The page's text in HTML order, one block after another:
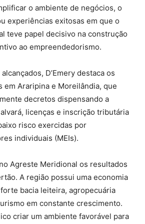
o ambiente de negócios, o
experiências exitosas em que o
teve papel decisivo na construção
ao empreendedorismo.
D’Emery destaca os
em Araripina e Moreilândia, que
decretos dispensando a
licenças e inscrição tributária
risco exercidas por
individuais (MEIs).
Agreste Meridional os resultados
A região possui uma economia
bacia leiteira, agropecuária
em constante crescimento.
criar um ambiente favorável para